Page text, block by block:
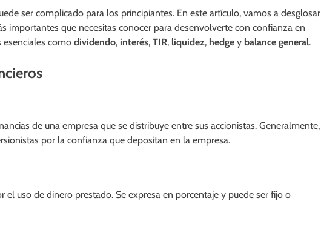
ser complicado para los principiantes. En este artículo, vamos a desglosar
importantes que necesitas conocer para desenvolverte con confianza en
esenciales como dividendo, interés, TIR, liquidez, hedge y balance general.
de una empresa que se distribuye entre sus accionistas. Generalmente,
por la confianza que depositan en la empresa.
el uso de dinero prestado. Se expresa en porcentaje y puede ser fijo o